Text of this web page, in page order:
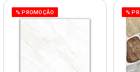
% PROMOÇÃO %